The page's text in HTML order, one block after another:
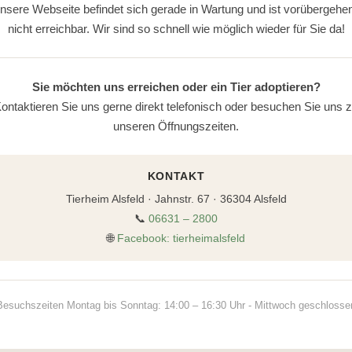
Webseite befindet sich gerade in Wartung und ist
nicht erreichbar. Wir sind so schnell wie möglich wieder für Sie da!
Sie möchten uns erreichen oder ein Tier adoptieren?
Sie uns gerne direkt telefonisch oder besuchen Sie uns
unseren Öffnungszeiten.
KONTAKT
Tierheim Alsfeld · Jahnstr. 67 · 36304 Alsfeld
📞 06631 – 2800
🌐 Facebook: tierheimalsfeld
Montag bis Sonntag: 14:00 – 16:30 Uhr - Mittwoch